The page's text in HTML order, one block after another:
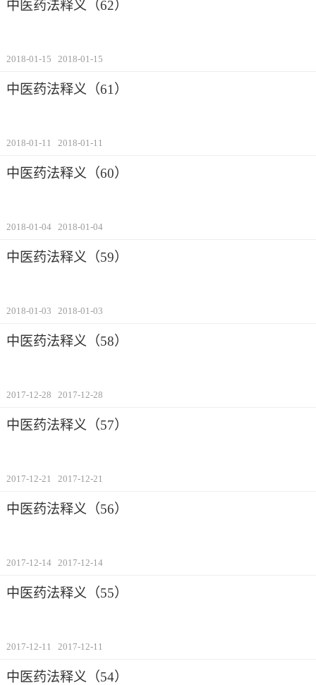
中医药法释义（62）
2018-01-15 2018-01-15
中医药法释义（61）
2018-01-11 2018-01-11
中医药法释义（60）
2018-01-04 2018-01-04
中医药法释义（59）
2018-01-03 2018-01-03
中医药法释义（58）
2017-12-28 2017-12-28
中医药法释义（57）
2017-12-21 2017-12-21
中医药法释义（56）
2017-12-14 2017-12-14
中医药法释义（55）
2017-12-11 2017-12-11
中医药法释义（54）